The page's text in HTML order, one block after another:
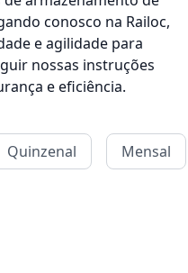
conosco na Railoc,
e agilidade para
nossas instruções
e eficiência.
Quinzenal
Mensal